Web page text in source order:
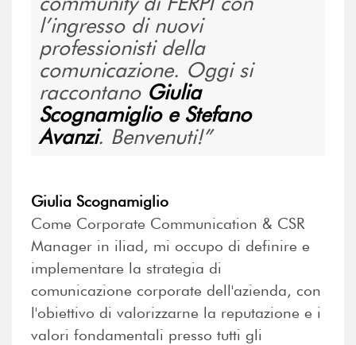
l’ingresso di nuovi
professionisti della
comunicazione. Oggi si
raccontano Giulia
Scognamiglio e Stefano
Avanzi. Benvenuti!
Giulia Scognamiglio
Come Corporate Communication & CSR
Manager in iliad, mi occupo di definire e
implementare la strategia di
comunicazione corporate dell'azienda, con
l'obiettivo di valorizzarne la reputazione e i
valori fondamentali presso tutti gli